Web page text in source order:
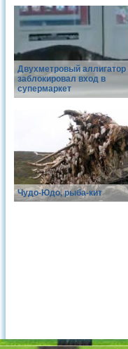
Двухметровый аллигатор
заблокировал вход в
супермаркет
Чудо-Юдо, рыба-кит